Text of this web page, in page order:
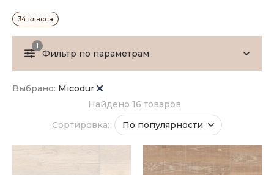
34 класса
1
Фильтр по параметрам
Выбрано: Micodur
Найдено 16 товаров
Сортировка:
По популярности